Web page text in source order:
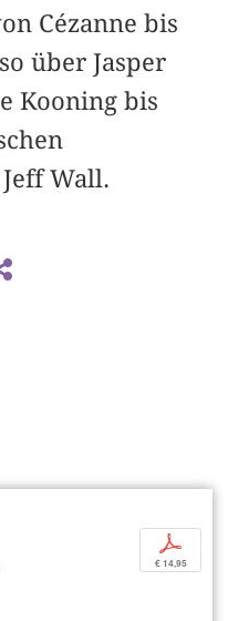
Cézanne bis
über Jasper
Kooning bis
Wall.
p
€ 14,95